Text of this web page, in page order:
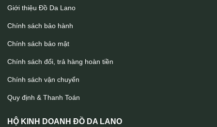
Giới thiệu Đồ Da Lano
Chính sách bảo hành
Chính sách bảo mật
Chính sách đổi, trả hàng hoàn tiền
Chính sách vận chuyển
Quy định & Thanh Toán
HỘ KINH DOANH ĐỒ DA LANO